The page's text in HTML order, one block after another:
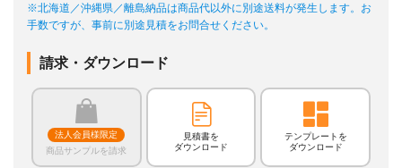
※北海道／沖縄県／離島納品は商品代以外に別途送料が発生します。お
手数ですが、事前に別途見積をお問合せください。
請求・ダウンロード
法人会員様限定
商品サンプルを請求
見積書を
ダウンロード
テンプレートを
ダウンロード